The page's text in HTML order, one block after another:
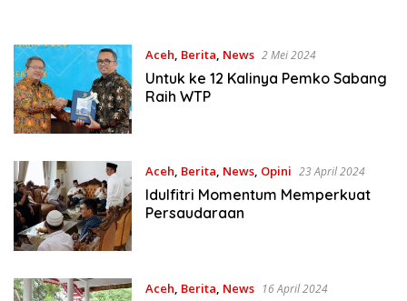
Aceh, Berita, News 2 Mei 2024
Untuk ke 12 Kalinya Pemko Sabang
Raih WTP
Aceh, Berita, News, Opini 23 April 2024
Idulfitri Momentum Memperkuat
Persaudaraan
Aceh, Berita, News 16 April 2024